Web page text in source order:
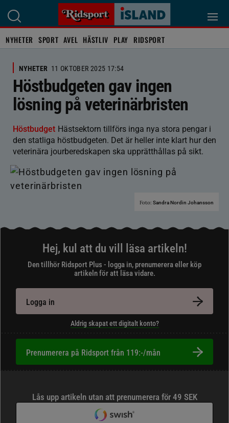
NYHETER SPORT AVEL HÄSTLIV PLAY RIDSPORT
NYHETER 11 OKTOBER 2025 17:54
Höstbudgeten gav ingen
lösning på veterinärbristen
Höstbudget Hästsektorn tillförs inga nya stora pengar i
den statliga höstbudgeten. Det är heller inte klart hur den
veterinära jourberedskapen ska upprätthållas på sikt.
Foto: Sandra Nordin Johansson
Hej, kul att du vill läsa artikeln!
Den tillhör Ridsport Plus - logga in, prenumerera eller köp
artikeln för att läsa vidare.
Logga in
Aldrig skapat ett digitalt konto?
Prenumerera på Ridsport från 119:-/mån